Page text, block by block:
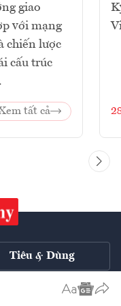
giao
với mạng
chiến lược
cấu trúc
tất cả
Tiêu & Dùng